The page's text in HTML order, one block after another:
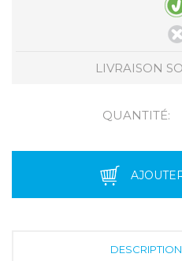
LIVRAISON
QUANTITÉ: